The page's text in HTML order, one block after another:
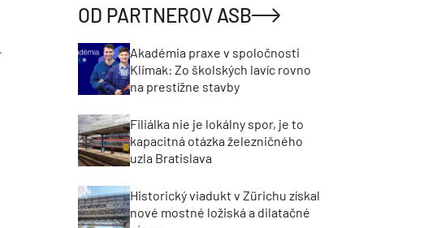
OD PARTNEROV ASB
Akadémia praxe v spoločnosti
Klimak: Zo školských lavíc rovno
na prestížne stavby
Filiálka nie je lokálny spor, je to
kapacitná otázka železničného
uzla Bratislava
Historický viadukt v Zürichu získal
nové mostné ložiská a dilatačné